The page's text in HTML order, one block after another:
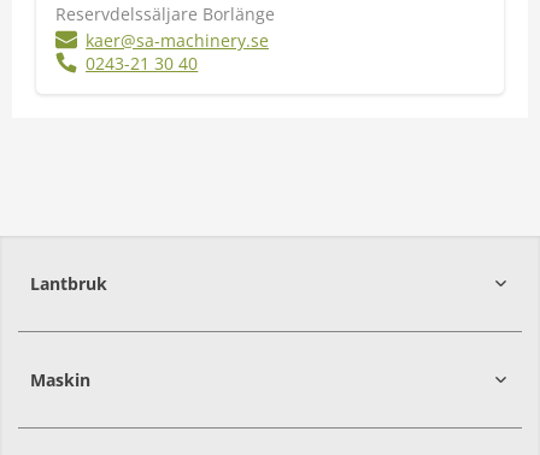
Reservdelssäljare Borlänge
kaer@sa-machinery.se
0243-21 30 40
Lantbruk
39239
Maskin